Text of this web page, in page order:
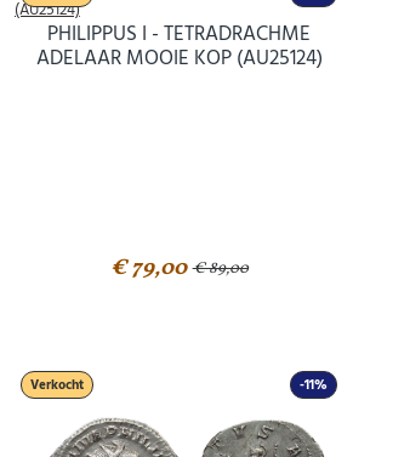
PHILIPPUS I - TETRADRACHME
ADELAAR MOOIE KOP (AU25124)
€ 79,00 € 89,00
-11%
Verkocht